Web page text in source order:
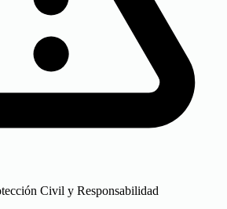
Civil y Responsabilidad